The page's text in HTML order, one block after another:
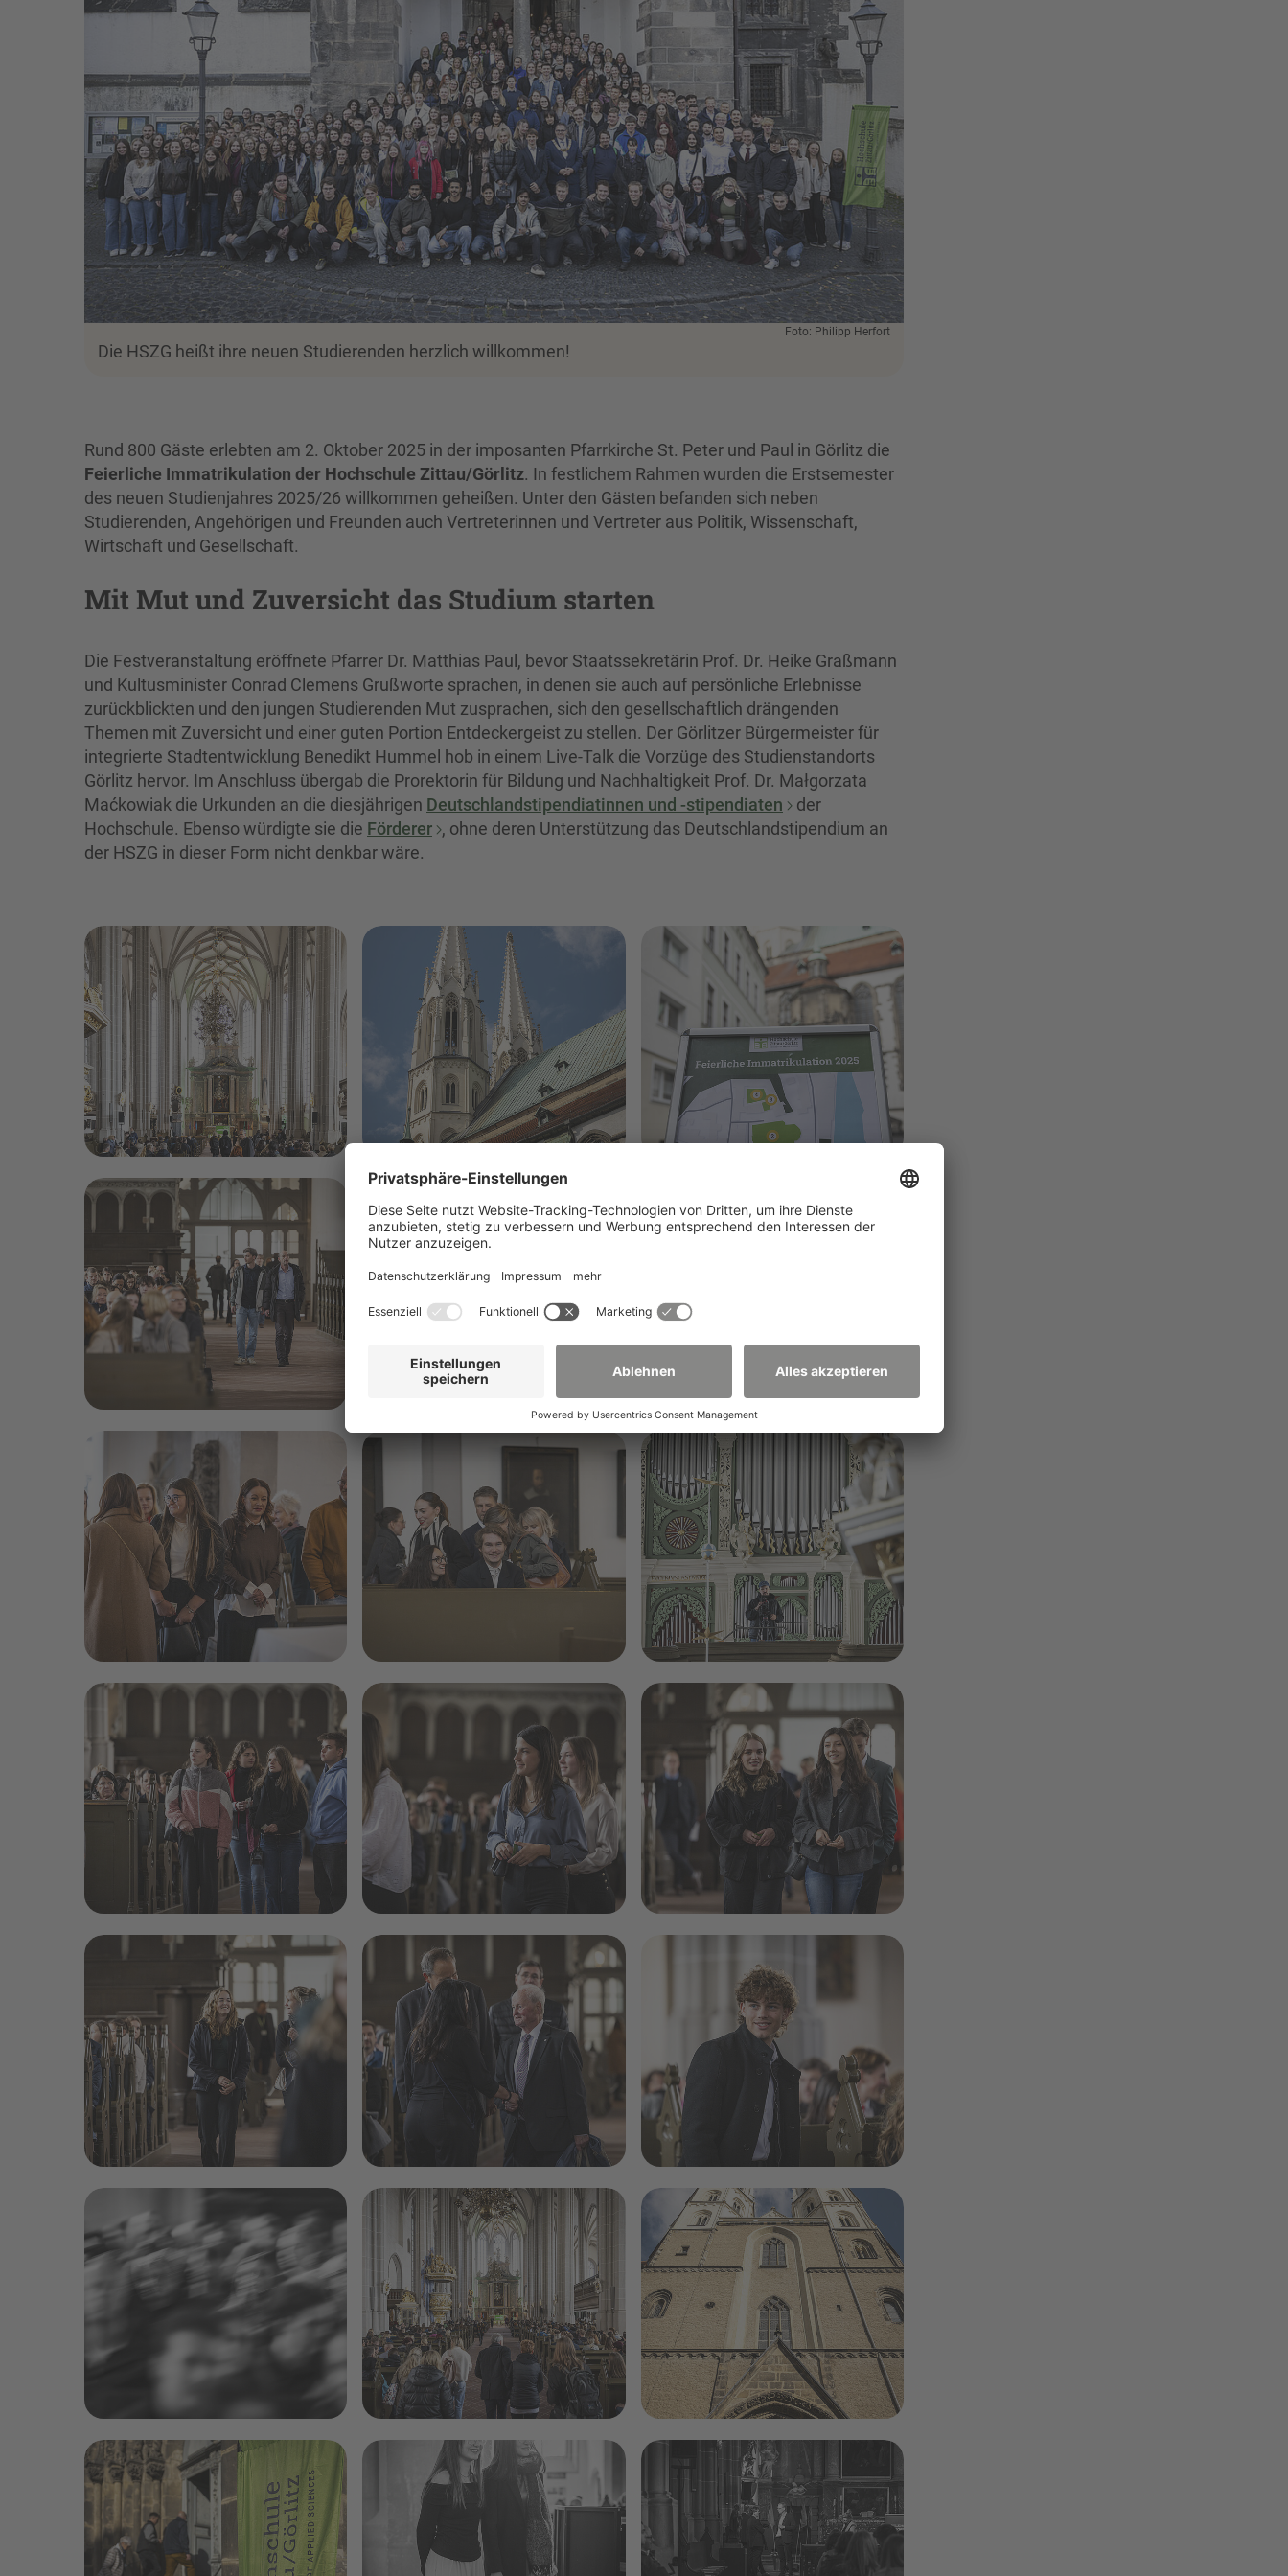
Foto: Philipp Herfort
Die HSZG heißt ihre neuen Studierenden herzlich willkommen!
Rund 800 Gäste erlebten am 2. Oktober 2025 in der imposanten Pfarrkirche St. Peter und Paul in Görlitz die
Feierliche Immatrikulation der Hochschule Zittau/Görlitz. In festlichem Rahmen wurden die Erstsemester
des neuen Studienjahres 2025/26 willkommen geheißen. Unter den Gästen befanden sich neben
Studierenden, Angehörigen und Freunden auch Vertreterinnen und Vertreter aus Politik, Wissenschaft,
Wirtschaft und Gesellschaft.
Mit Mut und Zuversicht das Studium starten
Die Festveranstaltung eröffnete Pfarrer Dr. Matthias Paul, bevor Staatssekretärin Prof. Dr. Heike Graßmann
und Kultusminister Conrad Clemens Grußworte sprachen, in denen sie auch auf persönliche Erlebnisse
zurückblickten und den jungen Studierenden Mut zusprachen, sich den gesellschaftlich drängenden
Themen mit Zuversicht und einer guten Portion Entdeckergeist zu stellen. Der Görlitzer Bürgermeister für
integrierte Stadtentwicklung Benedikt Hummel hob in einem Live-Talk die Vorzüge des Studienstandorts
Görlitz hervor. Im Anschluss übergab die Prorektorin für Bildung und Nachhaltigkeit Prof. Dr. Małgorzata
Maćkowiak die Urkunden an die diesjährigen Deutschlandstipendiatinnen und -stipendiaten
der
Hochschule. Ebenso würdigte sie die Förderer , ohne deren Unterstützung das Deutschlandstipendium an
der HSZG in dieser Form nicht denkbar wäre.